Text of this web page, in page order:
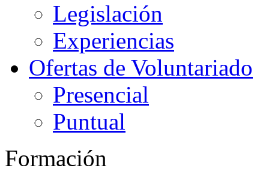
Legislación
Experiencias
Ofertas de Voluntariado
Presencial
Puntual
Formación